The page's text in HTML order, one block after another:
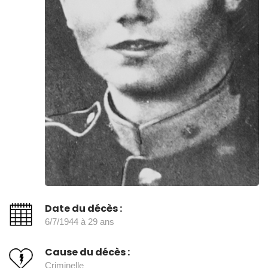
Date du décès :
6/7/1944 à 29 ans
Cause du décès :
Criminelle